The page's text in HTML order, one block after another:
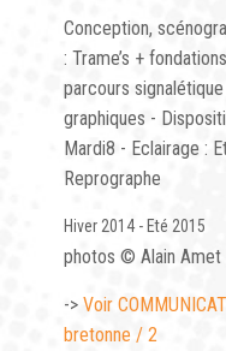
Conception,
: Trame’s +
parcours
graphiques -
Mardi8 - Eclairage :
Reprographe
Hiver 2014 - Eté 2015
photos © Alain Amet
-> Voir
bretonne / 2